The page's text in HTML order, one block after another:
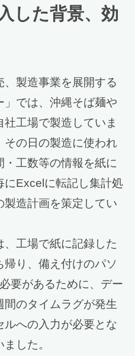
した背景、効
製造事業を展開する
」では、沖縄そば麺や
工場で製造していま
その日の製造に使われ
工数等の情報を紙に
にExcelに転記し集計処
造計画を策定してい
工場で紙に記録した
り、備え付けのパソ
要があるために、デー
間のタイムラグが発生
への入力が必要とな
した。